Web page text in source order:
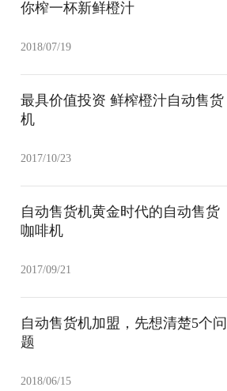
你榨一杯新鲜橙汁
2018/07/19
最具价值投资 鲜榨橙汁自动售货
机
2017/10/23
自动售货机黄金时代的自动售货
咖啡机
2017/09/21
自动售货机加盟，先想清楚5个问
题
2018/06/15